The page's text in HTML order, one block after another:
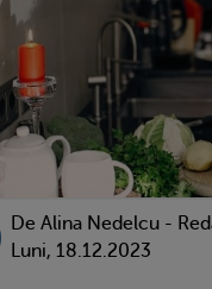
De Alina Nedelcu -
Luni, 18.12.2023